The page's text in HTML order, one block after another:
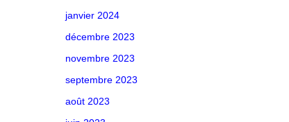
janvier 2024
décembre 2023
novembre 2023
septembre 2023
août 2023